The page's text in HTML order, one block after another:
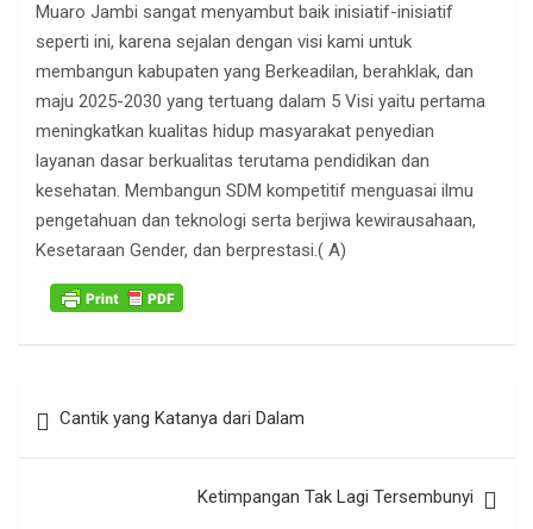
Muaro Jambi sangat menyambut baik inisiatif-inisiatif
seperti ini, karena sejalan dengan visi kami untuk
membangun kabupaten yang Berkeadilan, berahklak, dan
maju 2025-2030 yang tertuang dalam 5 Visi yaitu pertama
meningkatkan kualitas hidup masyarakat penyedian
layanan dasar berkualitas terutama pendidikan dan
kesehatan. Membangun SDM kompetitif menguasai ilmu
pengetahuan dan teknologi serta berjiwa kewirausahaan,
Kesetaraan Gender, dan berprestasi.( A)
posCantik yang Katanya dari Dalam
Ketimpangan Tak Lagi Tersembunyi